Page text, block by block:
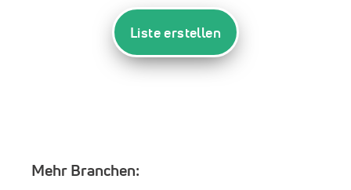
Liste erstellen
Mehr Branchen: